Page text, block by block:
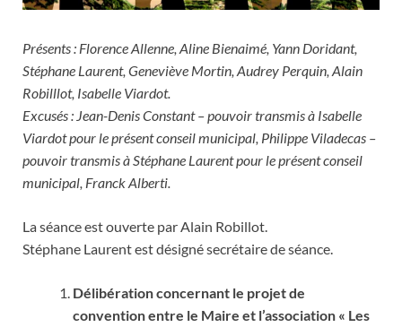
Présents : Florence Allenne, Aline Bienaimé, Yann Doridant,
Stéphane Laurent, Geneviève Mortin, Audrey Perquin, Alain
Robilllot, Isabelle Viardot.
Excusés : Jean-Denis Constant – pouvoir transmis à Isabelle
Viardot pour le présent conseil municipal, Philippe Viladecas –
pouvoir transmis à Stéphane Laurent pour le présent conseil
municipal, Franck Alberti.
La séance est ouverte par Alain Robillot.
Stéphane Laurent est désigné secrétaire de séance.
Délibération concernant le projet de
convention entre le Maire et l’association « Les